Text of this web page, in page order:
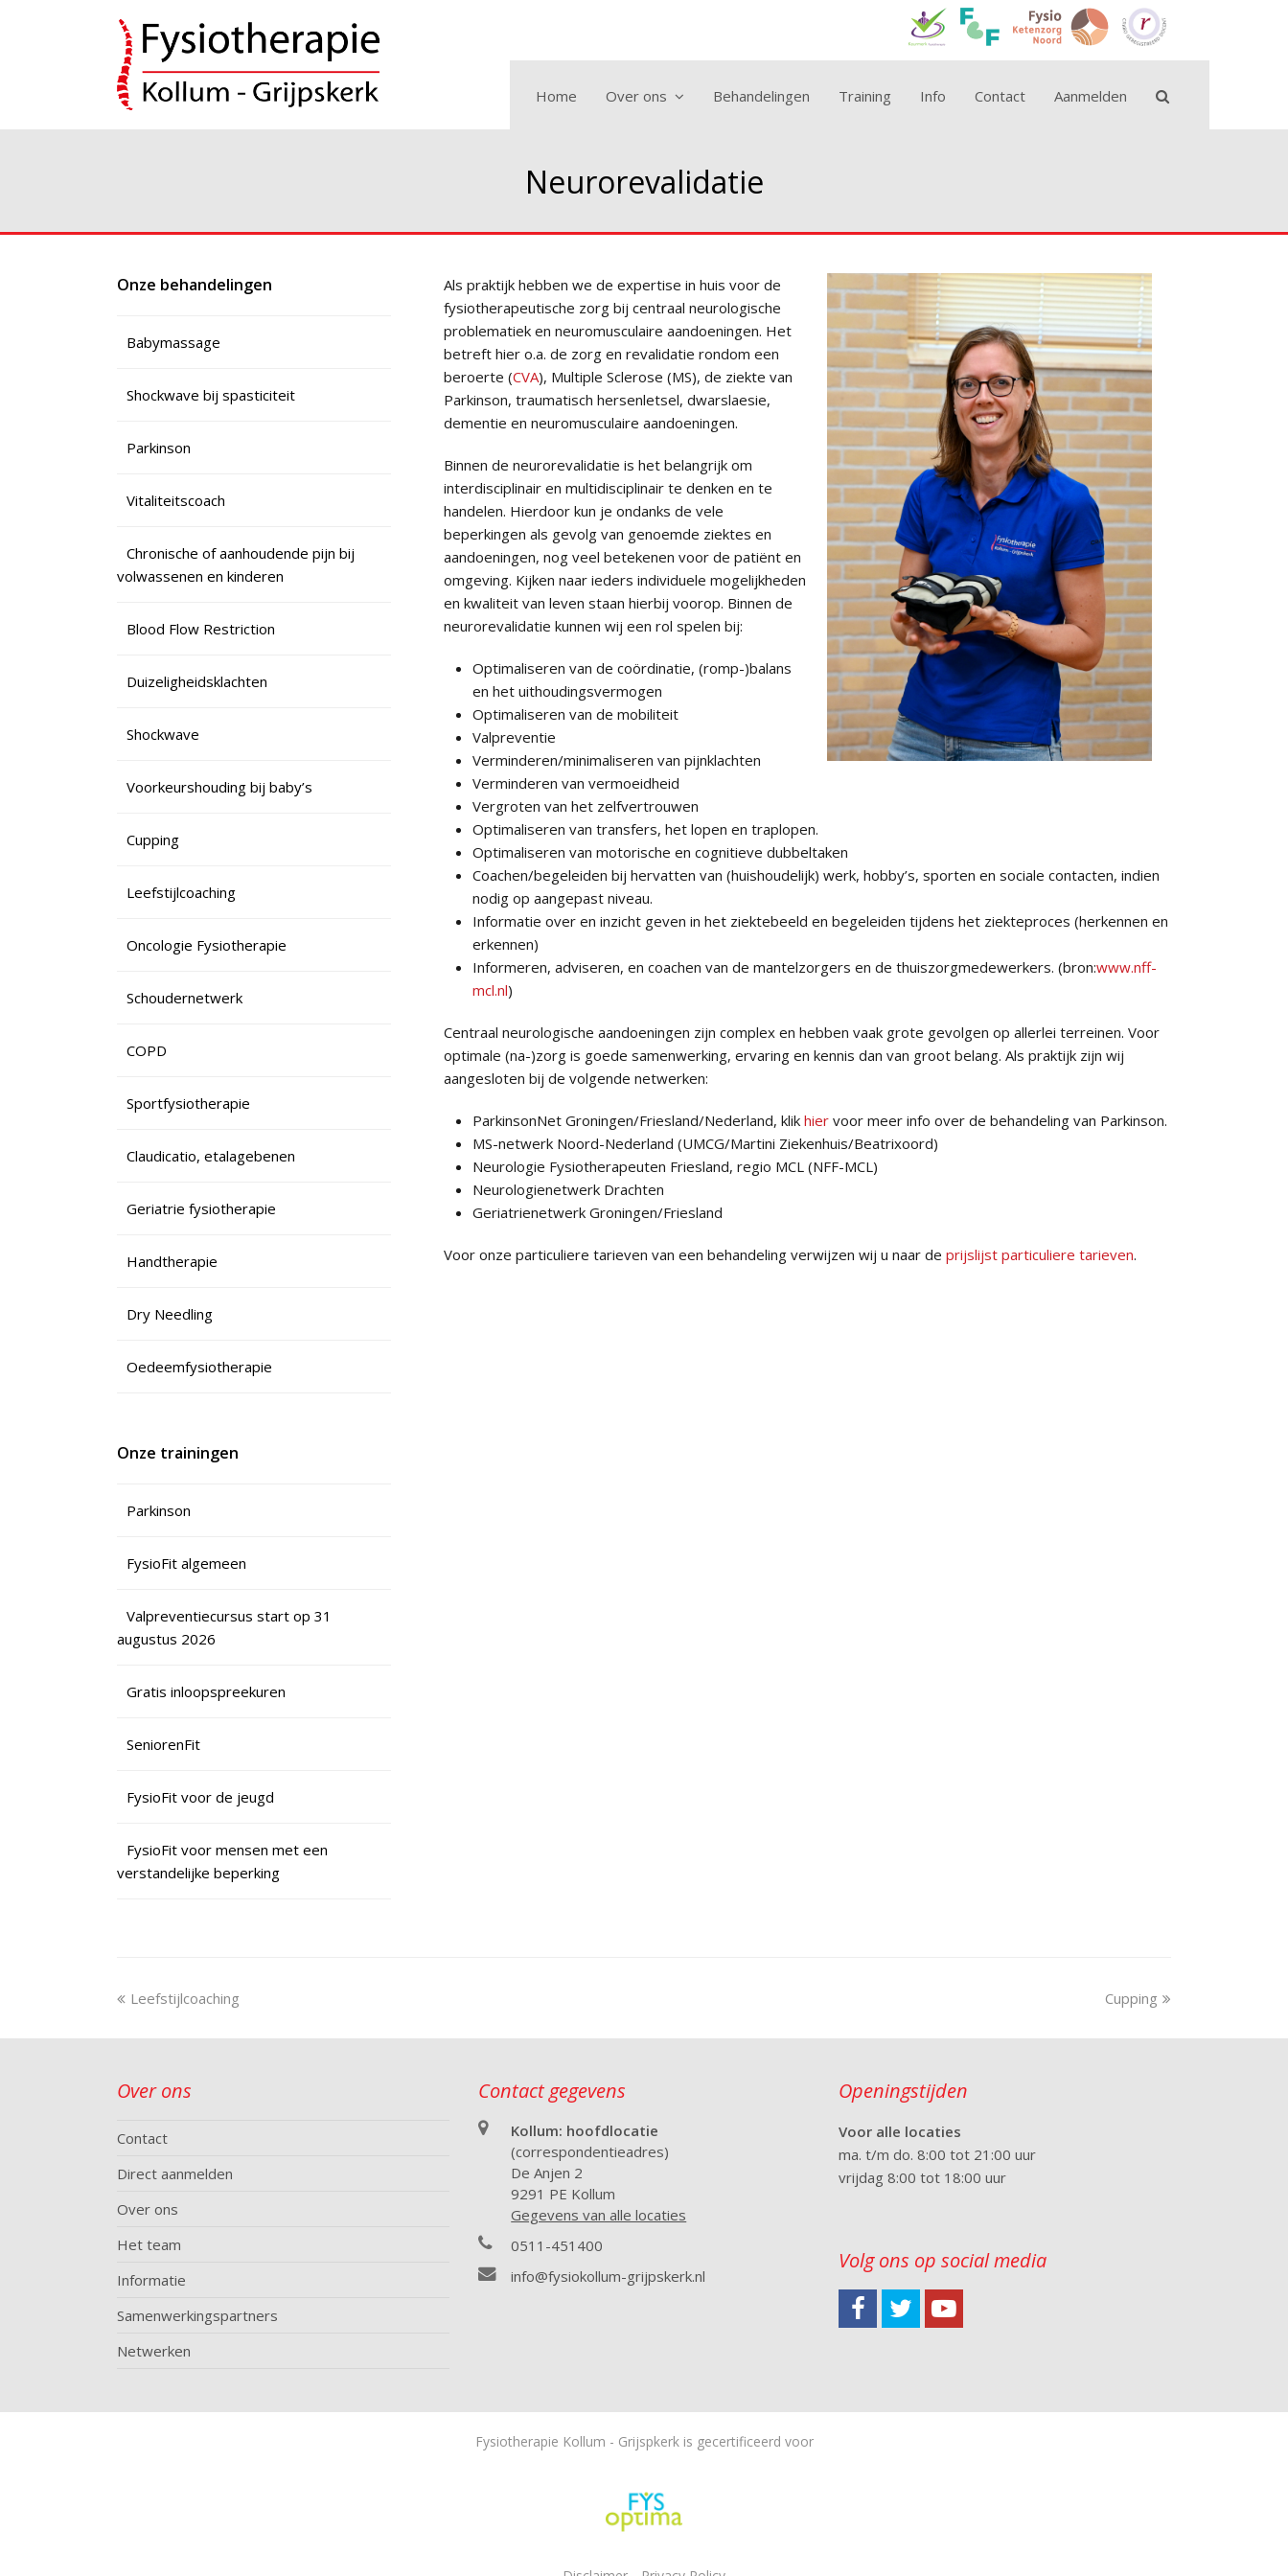
Home Over ons Behandelingen Training Info Contact Aanmelden
Neurorevalidatie
Als praktijk hebben we de expertise in huis voor de
fysiotherapeutische zorg bij centraal neurologische
problematiek en neuromusculaire aandoeningen. Het
betreft hier o.a. de zorg en revalidatie rondom een
beroerte (CVA), Multiple Sclerose (MS), de ziekte van
Parkinson, traumatisch hersenletsel, dwarslaesie,
dementie en neuromusculaire aandoeningen.
Binnen de neurorevalidatie is het belangrijk om
interdisciplinair en multidisciplinair te denken en te
handelen. Hierdoor kun je ondanks de vele
beperkingen als gevolg van genoemde ziektes en
aandoeningen, nog veel betekenen voor de patiënt en
omgeving. Kijken naar ieders individuele mogelijkheden
en kwaliteit van leven staan hierbij voorop. Binnen de
neurorevalidatie kunnen wij een rol spelen bij:
Optimaliseren van de coördinatie, (romp-)balans
en het uithoudingsvermogen
Optimaliseren van de mobiliteit
Valpreventie
Verminderen/minimaliseren van pijnklachten
Verminderen van vermoeidheid
Vergroten van het zelfvertrouwen
Optimaliseren van transfers, het lopen en traplopen.
Optimaliseren van motorische en cognitieve dubbeltaken
Coachen/begeleiden bij hervatten van (huishoudelijk) werk, hobby’s, sporten en sociale contacten, indien
nodig op aangepast niveau.
Informatie over en inzicht geven in het ziektebeeld en begeleiden tijdens het ziekteproces (herkennen en
erkennen)
Informeren, adviseren, en coachen van de mantelzorgers en de thuiszorgmedewerkers. (bron:www.nff-
mcl.nl)
Centraal neurologische aandoeningen zijn complex en hebben vaak grote gevolgen op allerlei terreinen. Voor
optimale (na-)zorg is goede samenwerking, ervaring en kennis dan van groot belang. Als praktijk zijn wij
aangesloten bij de volgende netwerken:
ParkinsonNet Groningen/Friesland/Nederland, klik hier voor meer info over de behandeling van Parkinson.
MS-netwerk Noord-Nederland (UMCG/Martini Ziekenhuis/Beatrixoord)
Neurologie Fysiotherapeuten Friesland, regio MCL (NFF-MCL)
Neurologienetwerk Drachten
Geriatrienetwerk Groningen/Friesland
Voor onze particuliere tarieven van een behandeling verwijzen wij u naar de prijslijst particuliere tarieven.
Onze behandelingen
Babymassage
Shockwave bij spasticiteit
Parkinson
Vitaliteitscoach
Chronische of aanhoudende pijn bij
volwassenen en kinderen
Blood Flow Restriction
Duizeligheidsklachten
Shockwave
Voorkeurshouding bij baby’s
Cupping
Leefstijlcoaching
Oncologie Fysiotherapie
Schoudernetwerk
COPD
Sportfysiotherapie
Claudicatio, etalagebenen
Geriatrie fysiotherapie
Handtherapie
Dry Needling
Oedeemfysiotherapie
Onze trainingen
Parkinson
FysioFit algemeen
Valpreventiecursus start op 31
augustus 2026
Gratis inloopspreekuren
SeniorenFit
FysioFit voor de jeugd
FysioFit voor mensen met een
verstandelijke beperking
Leefstijlcoaching Cupping
Over ons
Contact
Direct aanmelden
Over ons
Het team
Informatie
Samenwerkingspartners
Netwerken
Contact gegevens
Kollum: hoofdlocatie
(correspondentieadres)
De Anjen 2
9291 PE Kollum
Gegevens van alle locaties
0511-451400
info@fysiokollum-grijpskerk.nl
Openingstijden
Voor alle locaties
ma. t/m do. 8:00 tot 21:00 uur
vrijdag 8:00 tot 18:00 uur
Volg ons op social media
Fysiotherapie Kollum - Grijspkerk is gecertificeerd voor